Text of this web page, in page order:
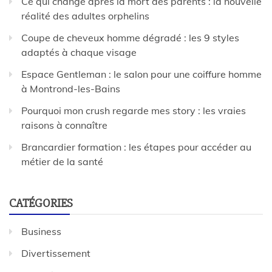
réalité des adultes orphelins
Coupe de cheveux homme dégradé : les 9 styles
adaptés à chaque visage
Espace Gentleman : le salon pour une coiffure homme
à Montrond-les-Bains
Pourquoi mon crush regarde mes story : les vraies
raisons à connaître
Brancardier formation : les étapes pour accéder au
métier de la santé
CATÉGORIES
Business
Divertissement